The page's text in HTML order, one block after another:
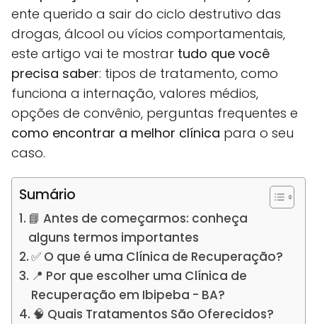
ente querido a sair do ciclo destrutivo das
drogas, álcool ou vícios comportamentais,
este artigo vai te mostrar tudo que você
precisa saber: tipos de tratamento, como
funciona a internação, valores médios,
opções de convênio, perguntas frequentes e
como encontrar a melhor clínica para o seu
caso.
Sumário
📘 Antes de começarmos: conheça
alguns termos importantes
✅ O que é uma Clínica de Recuperação?
📍 Por que escolher uma Clínica de
Recuperação em Ibipeba - BA?
🧠 Quais Tratamentos São Oferecidos?